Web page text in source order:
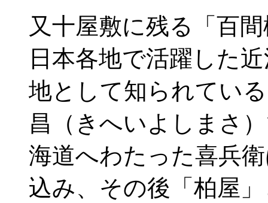
又十屋敷に残る「百
日本各地で活躍した
地として知られてい
昌（きへいよしまさ
海道へわたった喜兵
込み、その後「柏屋